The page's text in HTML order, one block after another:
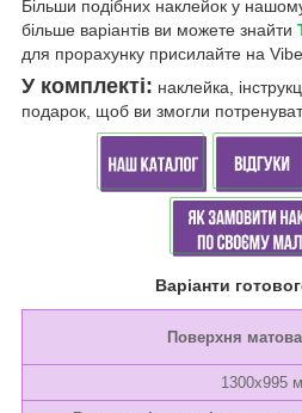
Більши подібних наклейок у
більше варіантів ви можете знайти
для прорахунку присилайте на
У комплекті: наклейка,
подарок, щоб ви змогли
Варіанти
Поверхня
1300х995